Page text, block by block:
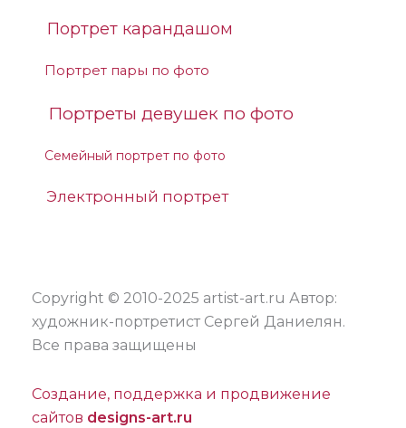
Портрет карандашом
Портрет пары по фото
Портреты девушек по фото
Семейный портрет по фото
Электронный портрет
Copyright © 2010-2025 artist-art.ru Автор:
художник-портретист Сергей Даниелян.
Все права защищены
Создание, поддержка и продвижение
сайтов designs-art.ru